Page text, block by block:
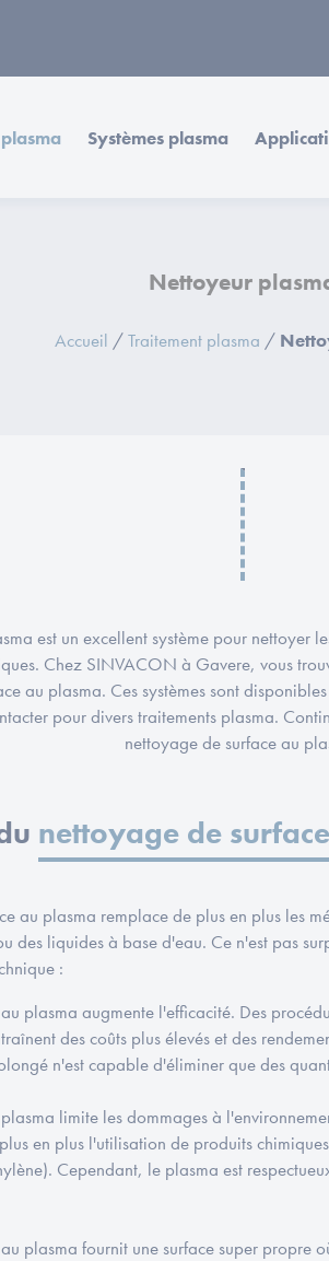
Systèmes plasma
Nettoyeur
Accueil /Traitement plasma /
est un excellent système pour nettoyer
Chez SINVACON à Gavere, vous
au plasma. Ces systèmes sont
pour divers traitements plasma.
nettoyage de surface au
nettoyage de surface
au plasma remplace de plus en plus les
des liquides à base d'eau. Ce n'est pas
:
plasma augmente l'efficacité. Des
des coûts plus élevés et des
n'est capable d'éliminer que des
limite les dommages à
en plus l'utilisation de produits
Cependant, le plasma est
plasma fournit une surface super propre